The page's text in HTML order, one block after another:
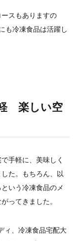
スもありますの
も冷凍食品は活躍し
楽しい空
手軽に、美味しく
た。もちろん、以
いう冷凍食品のメ
ってきました。
ィ、冷凍食品宅配大